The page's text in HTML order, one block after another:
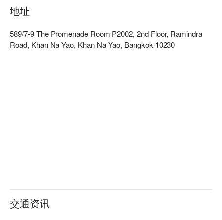
用 FunNow 预订立即享优惠！
地址
589/7-9 The Promenade Room P2002, 2nd Floor, Ramindra
Road, Khan Na Yao, Khan Na Yao, Bangkok 10230
交通资讯